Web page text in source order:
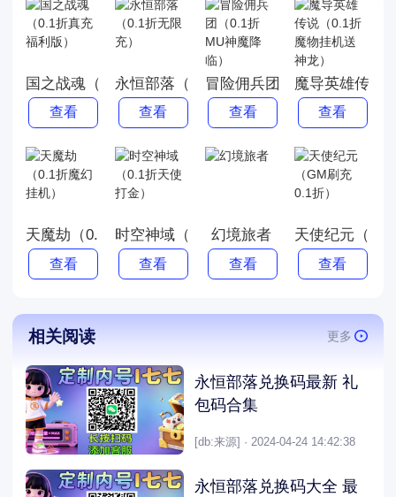
国之战魂（0.1折真充福利版）
查看
永恒部落（0.1折无限充）
查看
冒险佣兵团（0.1折MU神魔
查看
魔导英雄传说
查看
天魔劫（0.1折魔幻挂机）
查看
时空神域（0.1折天使打金）
查看
幻境旅者
查看
天使纪元（
查看
相关阅读 更多
永恒部落兑换码最新 礼
包码合集
[db:来源] · 2024-04-24 14:42:38
永恒部落兑换码大全 最